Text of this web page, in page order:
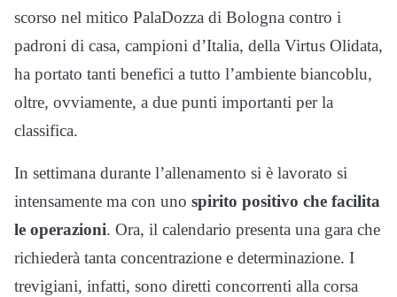
scorso nel mitico PalaDozza di Bologna contro i
padroni di casa, campioni d’Italia, della Virtus Olidata,
ha portato tanti benefici a tutto l’ambiente biancoblu,
oltre, ovviamente, a due punti importanti per la
classifica.
In settimana durante l’allenamento si è lavorato si
intensamente ma con uno spirito positivo che facilita
le operazioni. Ora, il calendario presenta una gara che
richiederà tanta concentrazione e determinazione. I
trevigiani, infatti, sono diretti concorrenti alla corsa